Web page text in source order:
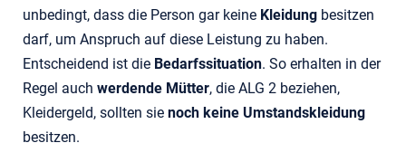
unbedingt, dass die Person gar keine Kleidung besitzen
darf, um Anspruch auf diese Leistung zu haben.
Entscheidend ist die Bedarfssituation. So erhalten in der
Regel auch werdende Mütter, die ALG 2 beziehen,
Kleidergeld, sollten sie noch keine Umstandskleidung
besitzen.